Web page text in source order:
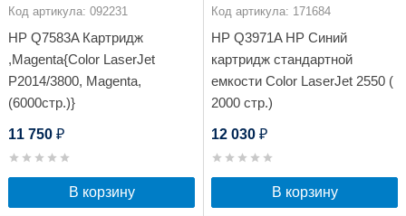
Код артикула: 092231
HP Q7583A Картридж
,Magenta{Color LaserJet
P2014/3800, Magenta,
(6000стр.)}
11 750 ₽
В корзину
Код артикула: 171684
HP Q3971A HP Синий
картридж стандартной
емкости Color LaserJet 2550 (
2000 стр.)
12 030 ₽
В корзину